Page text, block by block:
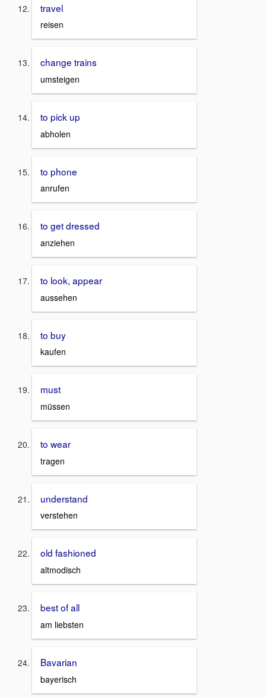
travel
reisen
change trains
umsteigen
to pick up
abholen
to phone
anrufen
to get dressed
anziehen
to look, appear
aussehen
to buy
kaufen
must
müssen
to wear
tragen
understand
verstehen
old fashioned
altmodisch
best of all
am liebsten
Bavarian
bayerisch